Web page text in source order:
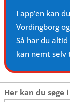
I app’en kan
Vordingborg
Så har du
kan nemt
Her kan du